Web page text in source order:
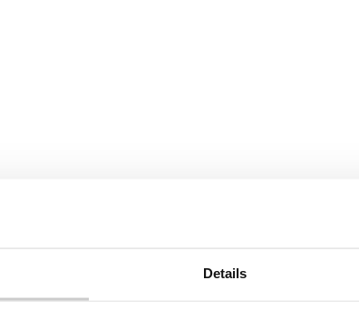
Details
aan de slag. Eerst een offerte? Wij maken van
in Blaricum